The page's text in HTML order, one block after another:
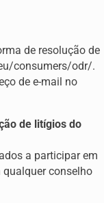
de resolução de
consumers/odr/.
de e-mail no
de litígios do
a participar em
conselho